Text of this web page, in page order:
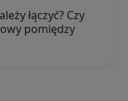
łączyć? Czy
pomiędzy